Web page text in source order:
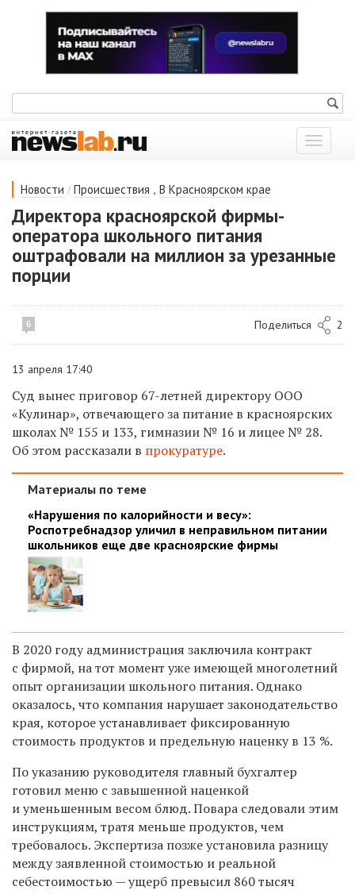
Показать
меню
Новости / Происшествия , В Красноярском крае
Директора красноярской фирмы-
оператора школьного питания
оштрафовали на миллион за урезанные
порции
6 Поделиться 2
13 апреля 17:40
Суд вынес приговор 67-летней директору ООО
«Кулинар», отвечающего за питание в красноярских
школах № 155 и 133, гимназии № 16 и лицее № 28.
Об этом рассказали в прокуратуре.
Материалы по теме
«Нарушения по калорийности и весу»:
Роспотребнадзор уличил в неправильном питании
школьников еще две красноярские фирмы
В 2020 году администрация заключила контракт
с фирмой, на тот момент уже имеющей многолетний
опыт организации школьного питания. Однако
оказалось, что компания нарушает законодательство
края, которое устанавливает фиксированную
стоимость продуктов и предельную наценку в 13 %.
По указанию руководителя главный бухгалтер
готовил меню с завышенной наценкой
и уменьшенным весом блюд. Повара следовали этим
инструкциям, тратя меньше продуктов, чем
требовалось. Экспертиза позже установила разницу
между заявленной стоимостью и реальной
себестоимостью — ущерб превысил 860 тысяч